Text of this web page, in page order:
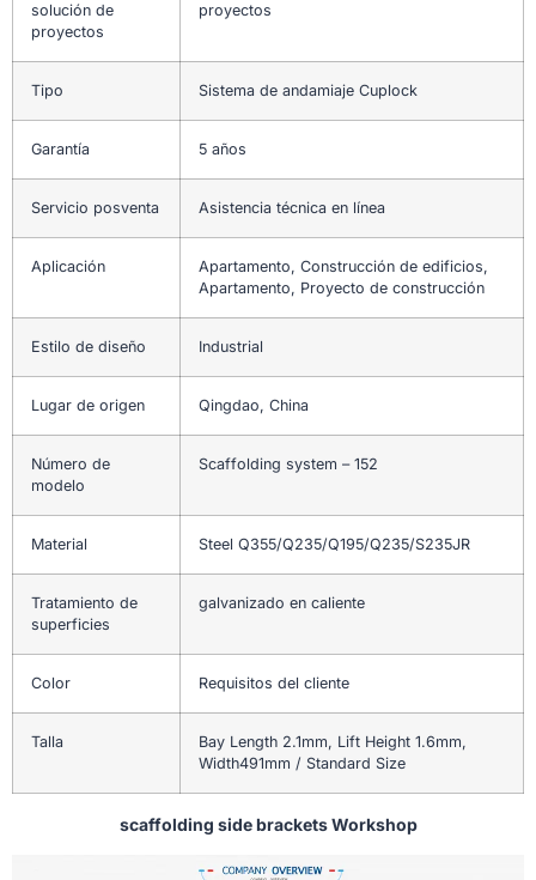
solución de
proyectos
proyectos
Tipo Sistema de andamiaje Cuplock
Garantía 5 años
Servicio posventa Asistencia técnica en línea
Aplicación
Apartamento, Construcción de edificios,
Apartamento, Proyecto de construcción
Estilo de diseño Industrial
Lugar de origen Qingdao, China
Número de
modelo
Scaffolding system – 152
Material Steel Q355/Q235/Q195/Q235/S235JR
Tratamiento de
superficies
galvanizado en caliente
Color Requisitos del cliente
Talla
Bay Length 2.1mm, Lift Height 1.6mm,
Width491mm / Standard Size
scaffolding side brackets Workshop